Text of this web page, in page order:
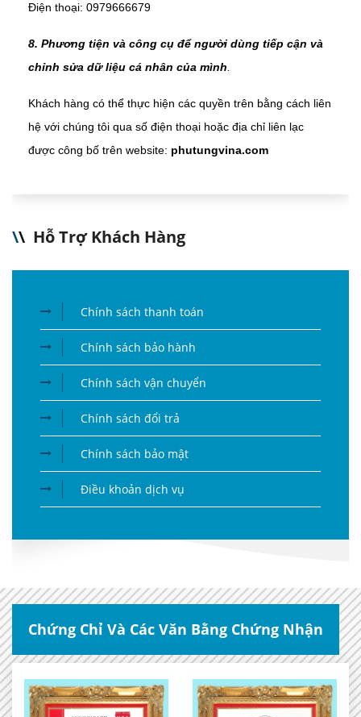
\\ Hỗ Trợ Khách Hàng
Chính sách thanh toán
Chính sách bảo hành
Chính sách vận chuyển
Chính sách đổi trả
Chính sách bảo mật
Điều khoản dịch vụ
Điện thoại: 0979666679
8. Phương tiện và công cụ để người dùng tiếp cận và
chỉnh sửa dữ liệu cá nhân của mình.
Khách hàng có thể thực hiện các quyền trên bằng cách liên
hệ với chúng tôi qua số điện thoại hoặc địa chỉ liên lạc
được công bố trên website: phutungvina.com
Chứng Chỉ Và Các Văn Bằng Chứng Nhận